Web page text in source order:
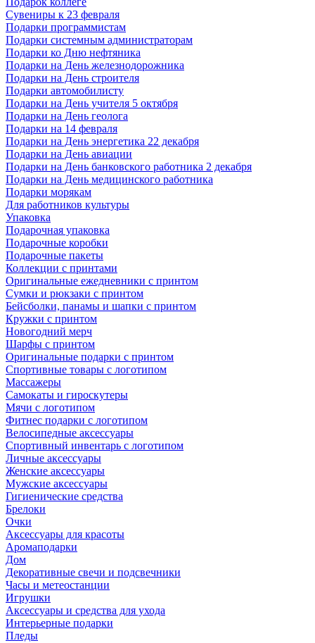
Сувениры к 23 февраля
Подарки программистам
Подарки системным администраторам
Подарки ко Дню нефтяника
Подарки на День железнодорожника
Подарки на День строителя
Подарки автомобилисту
Подарки на День учителя 5 октября
Подарки на День геолога
Подарки на 14 февраля
Подарки на День энергетика 22 декабря
Подарки на День авиации
Подарки на День банковского работника 2 декабря
Подарки на День медицинского работника
Подарки морякам
Для работников культуры
Упаковка
Подарочная упаковка
Подарочные коробки
Подарочные пакеты
Коллекции с принтами
Оригинальные ежедневники с принтом
Сумки и рюкзаки с принтом
Бейсболки, панамы и шапки с принтом
Кружки с принтом
Новогодний мерч
Шарфы с принтом
Оригинальные подарки с принтом
Спортивные товары с логотипом
Массажеры
Самокаты и гироскутеры
Мячи с логотипом
Фитнес подарки с логотипом
Велосипедные аксессуары
Спортивный инвентарь с логотипом
Личные аксессуары
Женские аксессуары
Мужские аксессуары
Гигиенические средства
Брелоки
Очки
Аксессуары для красоты
Аромаподарки
Дом
Декоративные свечи и подсвечники
Часы и метеостанции
Игрушки
Аксессуары и средства для ухода
Интерьерные подарки
Пледы